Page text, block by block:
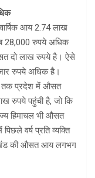
आय 2.74 लाख
28,000 रुपये अधिक
दो लाख रुपये है। ऐसे
रुपये अधिक है।
तक प्रदेश में औसत
रुपये पहुंची है, जो कि
हिमाचल भी औसत
वर्ष प्रति व्यक्ति
की औसत आय लगभग